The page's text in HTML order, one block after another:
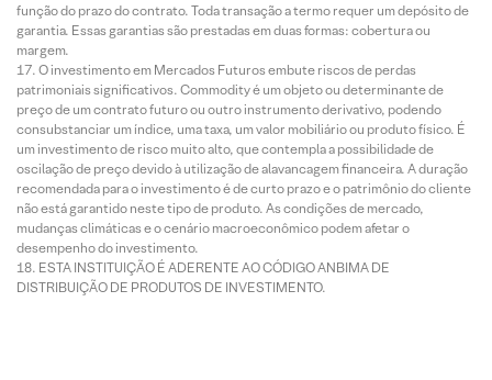
função do prazo do contrato. Toda transação a termo requer um depósito de
garantia. Essas garantias são prestadas em duas formas: cobertura ou
margem.
O investimento em Mercados Futuros embute riscos de perdas
patrimoniais significativos. Commodity é um objeto ou determinante de
preço de um contrato futuro ou outro instrumento derivativo, podendo
consubstanciar um índice, uma taxa, um valor mobiliário ou produto físico. É
um investimento de risco muito alto, que contempla a possibilidade de
oscilação de preço devido à utilização de alavancagem financeira. A duração
recomendada para o investimento é de curto prazo e o patrimônio do cliente
não está garantido neste tipo de produto. As condições de mercado,
mudanças climáticas e o cenário macroeconômico podem afetar o
desempenho do investimento.
ESTA INSTITUIÇÃO É ADERENTE AO CÓDIGO ANBIMA DE
DISTRIBUIÇÃO DE PRODUTOS DE INVESTIMENTO.